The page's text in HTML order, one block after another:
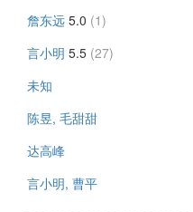
詹东远 5.0 (1)
言小明 5.5 (27)
未知
陈昱, 毛甜甜
达高峰
言小明, 曹平